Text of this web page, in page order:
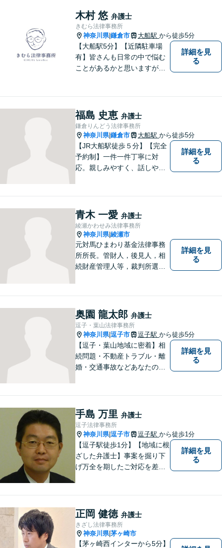
木村 悠 弁護士
きむら法律事務所
神奈川県|鎌倉市 大船駅 から徒歩5分
【大船駅5分】【近隣駐車場
有】皆さんも日常の中で悩む
ことがあるかと思いますが、
方々により良い法律サービス
を届けていきたいと思いま
す。 ぜひご相談ください。
詳細を見
る
福島 史恵 弁護士
鎌倉りんどう法律事務所
神奈川県|鎌倉市 大船駅 から徒歩5分
【JR大船駅徒歩５分】【完全
予約制】一件一件丁寧に対
応。親しみやすく、話しやす
お問い合わせください。
詳細を見
る
青木 一愛 弁護士
綾瀬かわせみ法律事務所
神奈川県|綾瀬市
元対馬ひまわり基金法律事務
所所長。管財人，後見人，相
続財産管理人等，裁判所選任
詳細を見
る
奥園 龍太郎 弁護士
逗子・葉山法律事務所
神奈川県|逗子市 逗子駅 から徒歩5分
【逗子・葉山地域に密着】相
続問題・不動産トラブル・離
婚・交通事故などあなたの困
詳細を見
る
手島 万里 弁護士
逗子法律事務所
神奈川県|逗子市 逗子駅 から徒歩1分
【逗子駅徒歩1分】【地域に根
ざした弁護士】事案を掘り下
げ万全を期したご対応を差し
ど、幅広く対応可能。【明確
な料金体系】１件１件ていね
いに対応させて頂きます。ご
連絡ください。
詳細を見
る
正岡 健徳 弁護士
きざし法律事務所
神奈川県|茅ヶ崎市
【茅ヶ崎西インターから5分】